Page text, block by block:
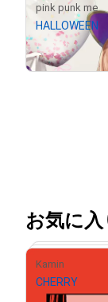
pink punk me
HALLOWEEN
¥ 9,850
お気に
Kamin
CHERRY